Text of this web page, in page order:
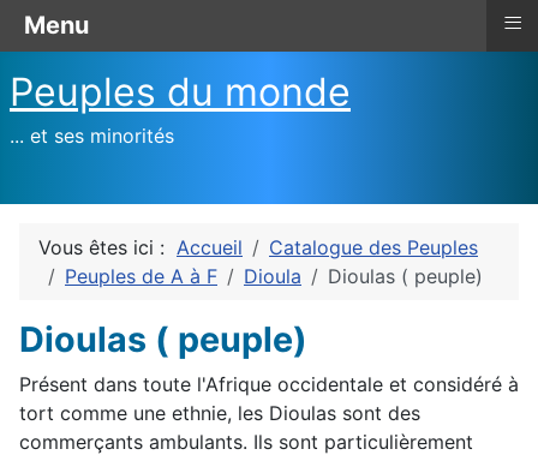
Peuples du monde
... et ses minorités
Vous êtes ici : Accueil
Catalogue des Peuples
Peuples de A à F
Dioula Dioulas ( peuple)
Dioulas ( peuple)
Présent dans toute l'Afrique occidentale et considéré à
tort comme une ethnie, les Dioulas sont des
commerçants ambulants. Ils sont particulièrement
Menu ≡